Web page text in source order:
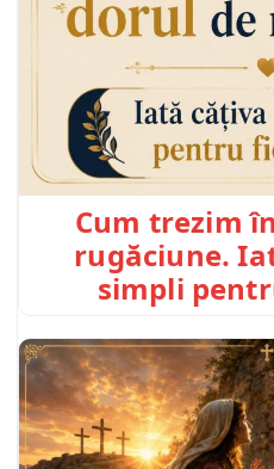
Cum trezim
rugăciune.
simpli